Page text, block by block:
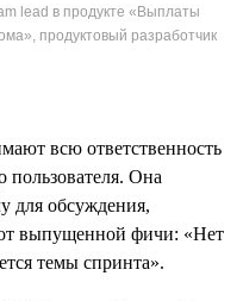
lead в продукте «Выплаты
продуктовый разработчик
всю ответственность
пользователя. Она
для обсуждения,
от выпущенной фичи: «Нет
темы спринта».